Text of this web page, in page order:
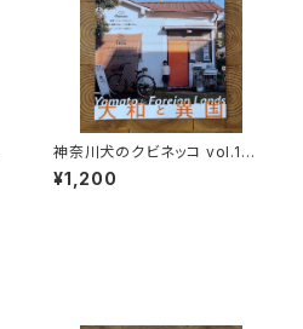
神奈川犬のクビネッコ vol.1
特集：大和と異国
¥1,200